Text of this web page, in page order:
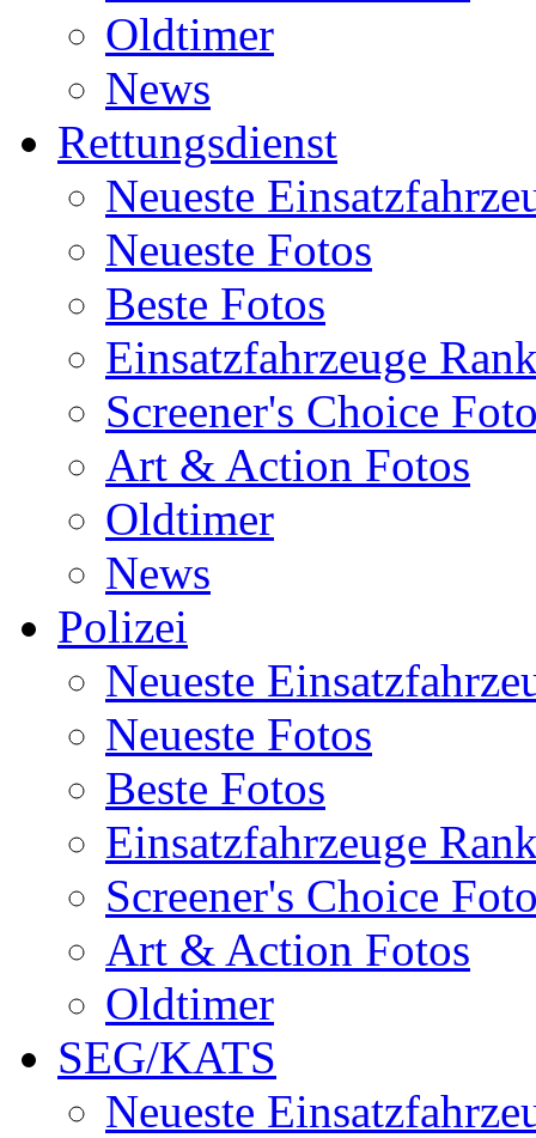
Oldtimer
News
Rettungsdienst
Neueste
Neueste Fotos
Beste Fotos
Einsatzfahrzeuge
Screener's Choice
Art & Action Fotos
Oldtimer
News
Polizei
Neueste
Neueste Fotos
Beste Fotos
Einsatzfahrzeuge
Screener's Choice
Art & Action Fotos
Oldtimer
SEG/KATS
Neueste